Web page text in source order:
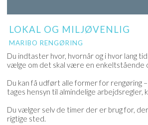
LOKAL OG MILJØVENLIG
MARIBO RENGØRING
Du indtaster hvor, hvornår og i hvor lang
vælge om det skal være en enkeltstående
Du kan få udført alle former for rengøring
tages hensyn til almindelige
Du vælger selv de timer der er brug for,
rigtige sted.